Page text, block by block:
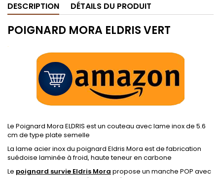
DESCRIPTION DÉTAILS DU PRODUIT
POIGNARD MORA ELDRIS VERT
.
Le Poignard Mora ELDRIS est un couteau avec lame inox de 5.6
cm de type plate semelle
La lame acier inox du poignard Eldris Mora est de fabrication
suédoise laminée à froid, haute teneur en carbone
Le poignard survie Eldris Mora propose un manche POP avec